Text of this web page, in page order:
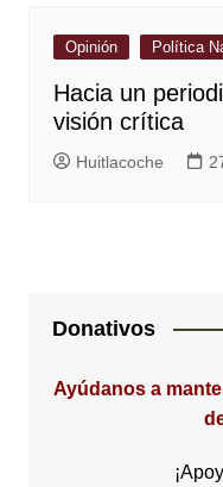
Opinión Política
Hacia un
visión crítica
Huitlacoche
Donativos
Ayúdanos a